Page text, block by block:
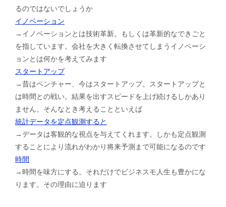
るのではないでしょうか
イノベーション
→イノベーションとは技術革新。もしくは革新的なできごと
を指しています。会社を大きく転換させてしまうイノベーシ
ョンとは何かを考えてみます
スタートアップ
→昔はベンチャー、今はスタートアップ。スタートアップと
は時間との戦い。結果を出すスピードを上げ続けるしかあり
ません。そんなとき考えることといえば
統計データを定点観測すると
→データは客観的な視点を与えてくれます。しかも定点観測
することにより流れがわかり将来予測まで可能になるのです
時間
→時間を味方にする。それだけでビジネスモ人生も豊かにな
ります。その理由に迫ります